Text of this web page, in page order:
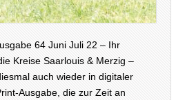
64 Juni Juli 22 – Ihr
Kreise Saarlouis & Merzig –
auch wieder in digitaler
Ausgabe, die zur Zeit an